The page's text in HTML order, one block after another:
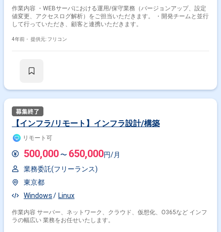
作業内容 ・WEBサーバにおける運用/保守業務（バージョンアップ、設定
値変更、アクセスログ解析）をご担当いただきます。 ・開発チームと並行
して行っていただき、顧客と連携いただきます。
4年前・ 提供元: フリコン
【インフラ/リモート】インフラ設計/構築
リモート可
500,000 〜 650,000円/月
業務委託(フリーランス)
東京都
Windows
Linux
作業内容 サーバー、ネットワーク、クラウド、仮想化、O365など インフ
ラの幅広い 業務をお任せいたします。